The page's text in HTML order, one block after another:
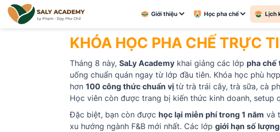
Giới thiệu Học pha chế Lịch
KHÓA HỌC PHA CHẾ TRỰC
Tháng 8 này, SaLy Academykhai giảng các lớp pha chế
uống chuẩn quán ngay từ lớp đầu tiên. Khóa học phù hợp
hơn 100 công thức chuẩn vị từ trà trái cây, trà sữa, cà
Học viên còn được trang bị kiến thức kinh doanh, setup
Đặc biệt, bạn còn được học lại miễn phí trong 1 năm và
xu hướng ngành F&B mới nhất. Các lớp giới hạn số